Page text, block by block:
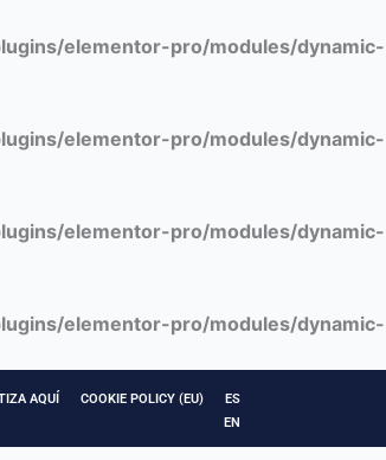
elementor-pro/modules/dynamic-
elementor-pro/modules/dynamic-
elementor-pro/modules/dynamic-
elementor-pro/modules/dynamic-
AQUÍ COOKIE POLICY (EU)
ES
EN